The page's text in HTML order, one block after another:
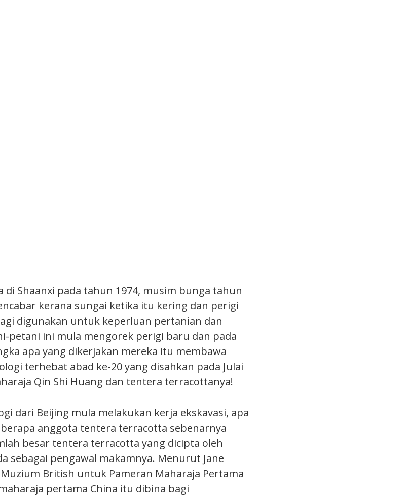
di Shaanxi pada tahun 1974, musim bunga tahun
kerana sungai ketika itu kering dan perigi
digunakan untuk keperluan pertanian dan
petani ini mula mengorek perigi baru dan pada
apa yang dikerjakan mereka itu membawa
terhebat abad ke-20 yang disahkan pada Julai
Qin Shi Huang dan tentera terracottanya!
dari Beijing mula melakukan kerja ekskavasi, apa
anggota tentera terracotta sebenarnya
besar tentera terracotta yang dicipta oleh
sebagai pengawal makamnya. Menurut Jane
British untuk Pameran Maharaja Pertama
pertama China itu dibina bagi